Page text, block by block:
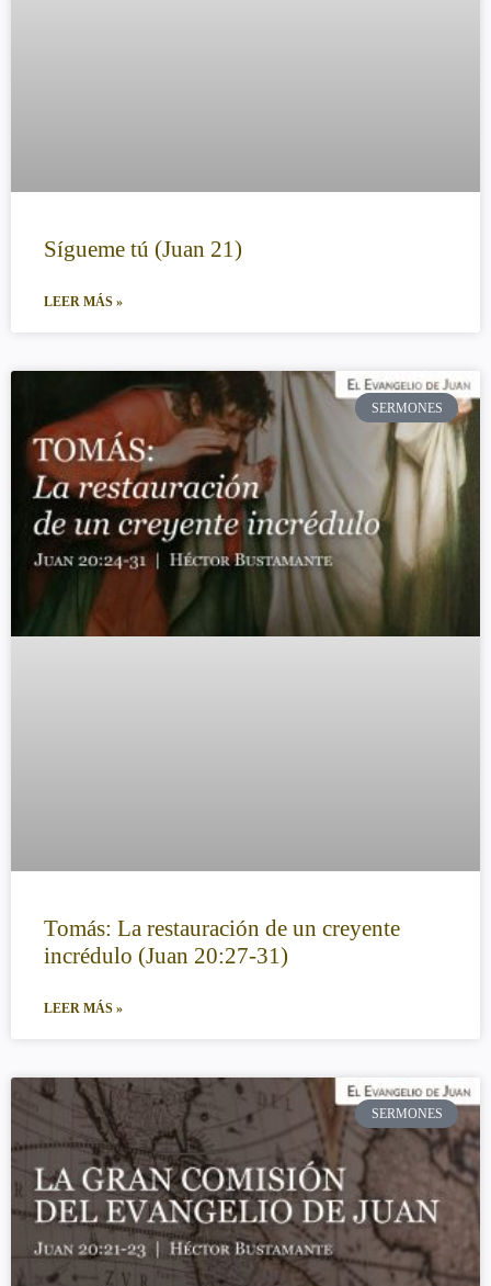
Sígueme tú (Juan 21)
LEER MÁS »
SERMONES
Tomás: La restauración de un creyente
incrédulo (Juan 20:27-31)
LEER MÁS »
SERMONES